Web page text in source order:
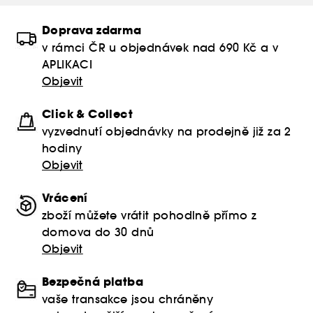
Doprava zdarma
v rámci ČR u objednávek nad 690 Kč a v
APLIKACI
Objevit
Click & Collect
vyzvednutí objednávky na prodejně již za 2
hodiny
Objevit
Vrácení
zboží můžete vrátit pohodlně přímo z
domova do 30 dnů
Objevit
Bezpečná platba
vaše transakce jsou chráněny